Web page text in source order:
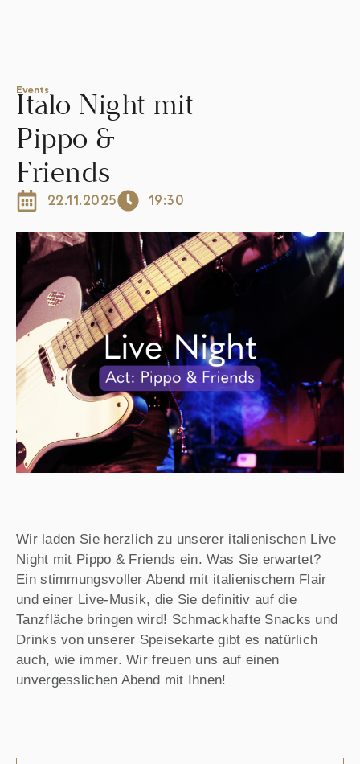
Events
Italo Night mit
Pippo &
Friends
22.11.2025 19:30
Wir laden Sie herzlich zu unserer italienischen Live
Night mit Pippo & Friends ein. Was Sie erwartet?
Ein stimmungsvoller Abend mit italienischem Flair
und einer Live-Musik, die Sie definitiv auf die
Tanzfläche bringen wird! Schmackhafte Snacks und
Drinks von unserer Speisekarte gibt es natürlich
auch, wie immer. Wir freuen uns auf einen
unvergesslichen Abend mit Ihnen!